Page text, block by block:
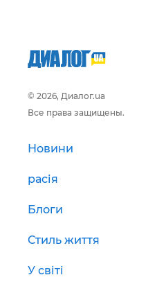
© 2026, Диалог.ua
Все права защищены.
Новини
расія
Блоги
Стиль життя
У світі